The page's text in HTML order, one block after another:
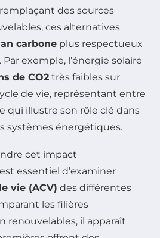
des sources
ces alternatives
carbone plus respectueux
exemple, l’énergie solaire
de CO2 très faibles sur
de vie, représentant entre
qui illustre son rôle clé dans
systèmes énergétiques.
cet impact
essentiel d’examiner
vie (ACV) des différentes
les filières
renouvelables, il apparaît